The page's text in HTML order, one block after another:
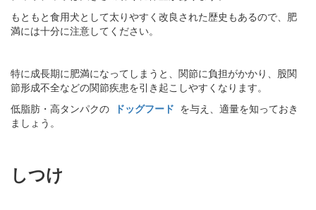
もともと食用犬として太りやすく改良された歴史もあるので、肥
満には十分に注意してください。
特に成長期に肥満になってしまうと、関節に負担がかかり、股関
節形成不全などの関節疾患を引き起こしやすくなります。
低脂肪・高タンパクの
ドッグフード を与え、適量を知っておき
ましょう。
しつけ